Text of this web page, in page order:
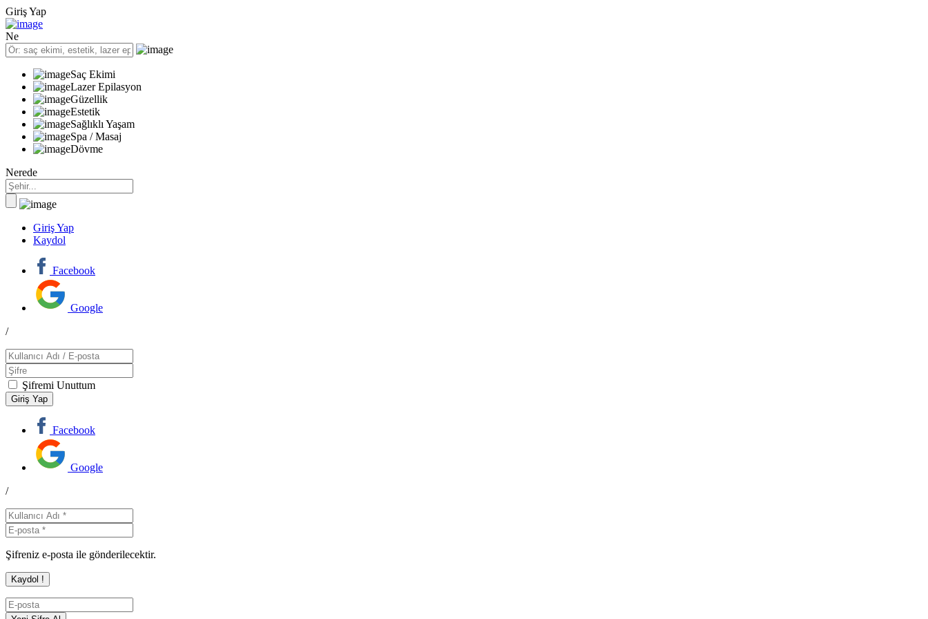
Giriş Yap
Ne
Saç Ekimi
Lazer Epilasyon
Güzellik
Estetik
Sağlıklı Yaşam
Spa / Masaj
Dövme
Nerede
Giriş Yap
Kaydol
Facebook
Google
/
Şifremi Unuttum
Facebook
Google
/
Şifreniz e-posta ile gönderilecektir.